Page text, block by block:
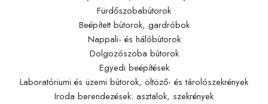
Fürdőszobabútorok
Beépített bútorok, gardróbok
Nappali- és hálóbútorok
Dolgozószoba bútorok
Egyedi beépítések
Laboratóriumi és üzemi bútorok, öltöző- és tárolószekrények
Iroda berendezések: asztalok, szekrények